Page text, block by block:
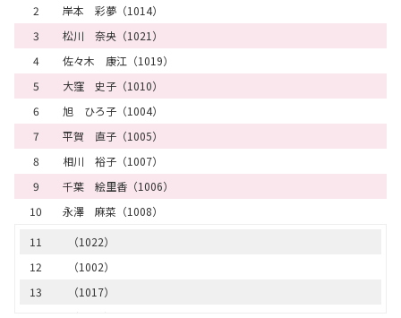
2
岸本 彩夢（1014）
3
松川 奈央（1021）
4
佐々木 康江（1019）
5
大窪 史子（1010）
6
旭 ひろ子（1004）
7
平賀 直子（1005）
8
相川 裕子（1007）
9
千葉 絵里香（1006）
10
永澤 麻菜（1008）
11
（1022）
12
（1002）
13
（1017）